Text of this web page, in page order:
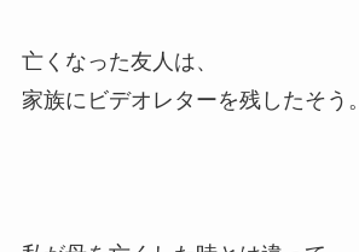
亡くなった友人は、
家族にビデオレターを残したそう。